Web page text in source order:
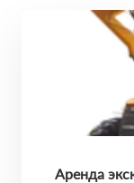
Аренда